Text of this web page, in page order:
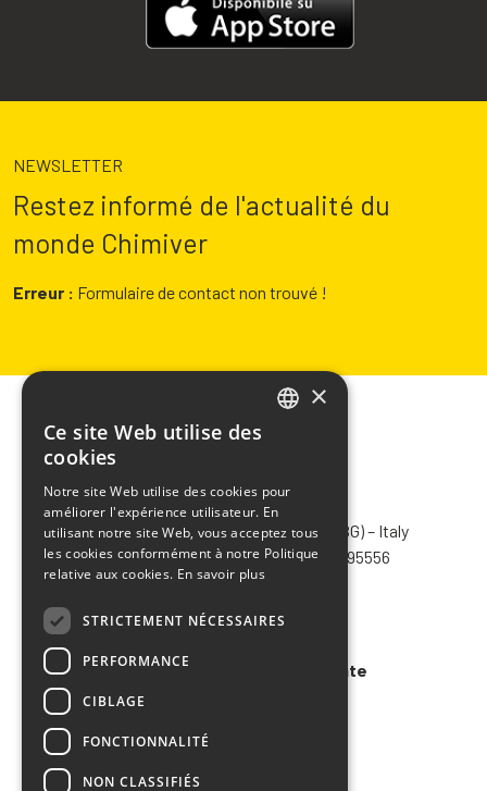
NEWSLETTER
Restez informé de l'actualité du
monde Chimiver
Erreur : Formulaire de contact non trouvé !
CHIMIVER PANSERI S.p.A.
Via Bergamo, 1401 – 24030 Pontida (BG) – Italy
Tel.+39 035 795031– Fax +39 035 795556
info@chimiver.com
Faq
Conditions générales de vente
SPANISH
×
Ce site Web utilise des
cookies
Notre site Web utilise des cookies pour
améliorer l'expérience utilisateur. En
utilisant notre site Web, vous acceptez tous
les cookies conformément à notre Politique
relative aux cookies. En savoir plus
STRICTEMENT NÉCESSAIRES
PERFORMANCE
CIBLAGE
FONCTIONNALITÉ
NON CLASSIFIÉS